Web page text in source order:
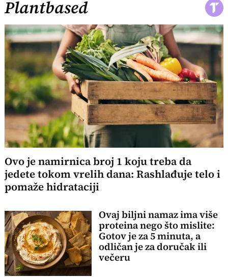
Plantbased
Ovo je namirnica broj 1 koju treba da
jedete tokom vrelih dana: Rashlađuje telo i
pomaže hidrataciji
Ovaj biljni namaz ima više
proteina nego što mislite:
Gotov je za 5 minuta, a
odličan je za doručak ili
večeru